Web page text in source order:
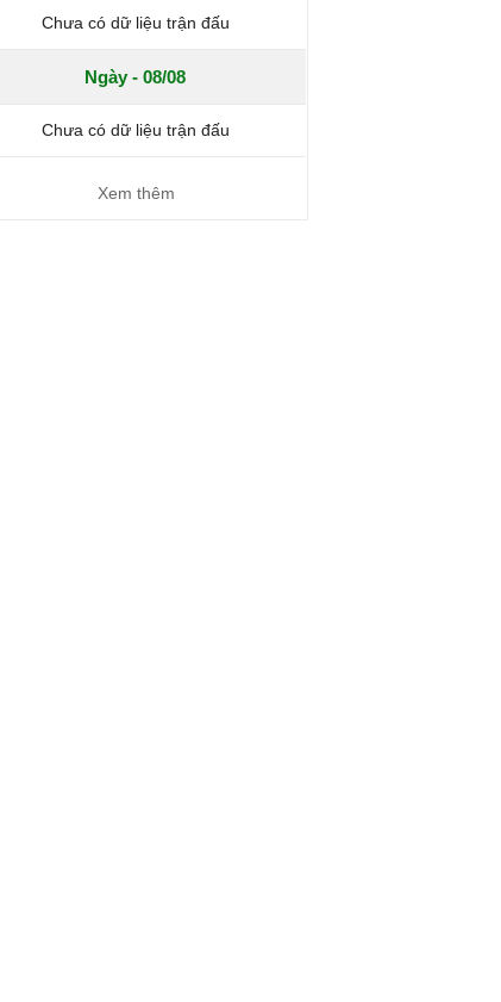
Chưa có dữ liệu trận đấu
Ngày - 08/08
Chưa có dữ liệu trận đấu
Xem thêm